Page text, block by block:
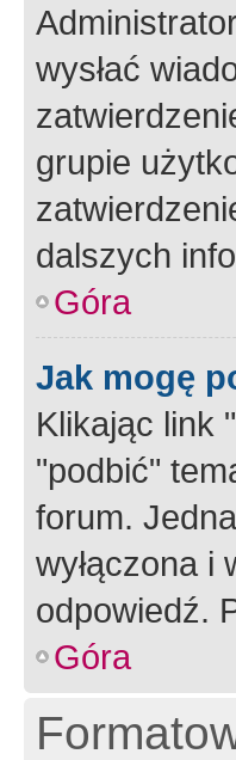
wysłać
grupie
dalszych
Góra
Jak mogę
Klikając link
"podbić"
forum.
wyłączona i
odpowiedź.
Góra